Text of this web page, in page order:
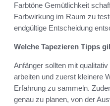
Farbtöne Gemütlichkeit
Farbwirkung im Raum zu
endgültige Entscheidung
Welche Tapezieren Tipps
Anfänger sollten mit
arbeiten und zuerst kleinere
Erfahrung zu sammeln.
genau zu planen, von der